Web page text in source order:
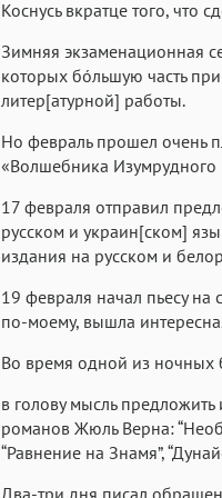
Коснусь вкратце того, что
Зимняя экзаменационная
которых бóльшую часть
литер[атурной] работы.
Но февраль прошел очень
«Волшебника Изумрудного
17 февраля отправил
русском и украин[ском]
издания на русском и
19 февраля начал пьесу
по-моему, вышла
Во время одной из ночных
в голову мысль
романов Жюль Верна:
“Равнение на Знамя”,
Два-три дня писал